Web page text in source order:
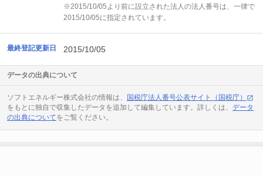
※2015/10/05より前に設立された法人の法人番号は、一律で
2015/10/05に指定されています。
最終登記更新日 2015/10/05
データの出典について
ソフトエネルギー株式会社の情報は、
国税庁法人番号公表サイト（国税庁）
をもとに独自で収集したデータを追加して編集しています。詳しくは、 データ
の出典についてをご覧ください。